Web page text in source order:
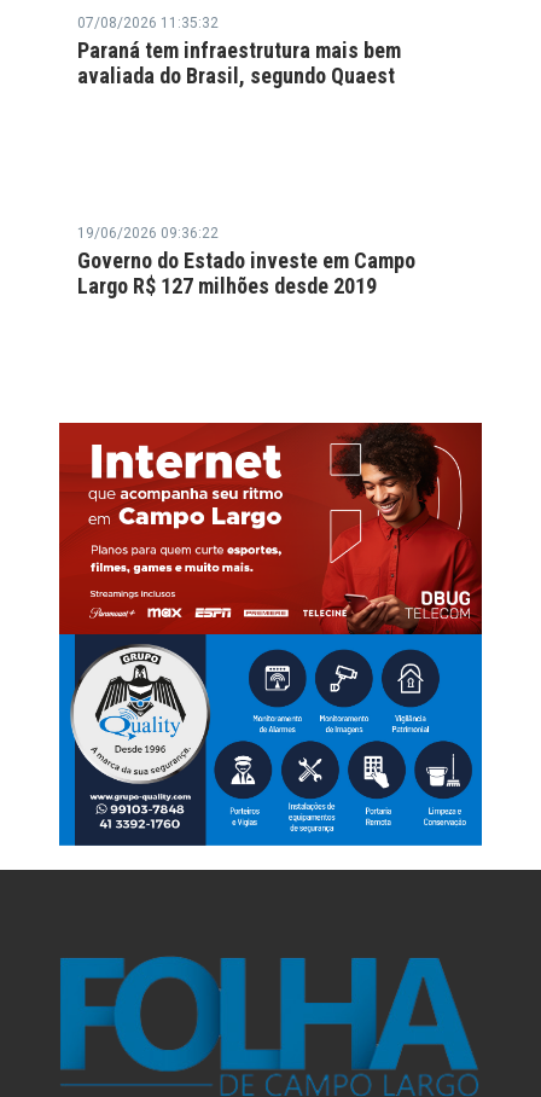
07/08/2026 11:35:32
Paraná tem infraestrutura mais bem
avaliada do Brasil, segundo Quaest
19/06/2026 09:36:22
Governo do Estado investe em Campo
Largo R$ 127 milhões desde 2019